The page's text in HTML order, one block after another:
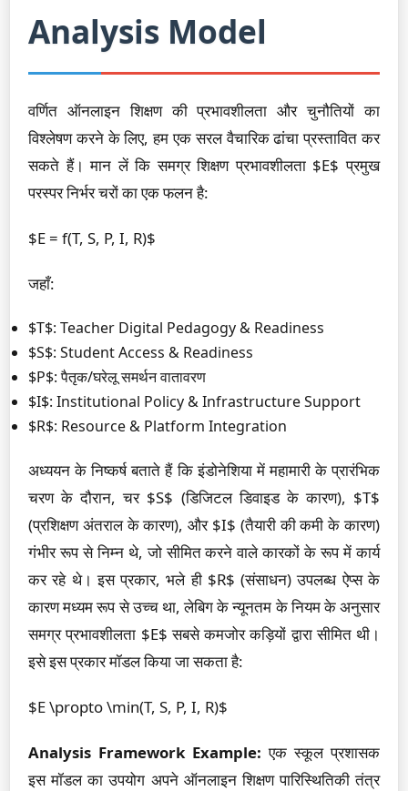
Analysis Model
वर्णित ऑनलाइन शिक्षण की प्रभावशीलता और चुनौतियों का
विश्लेषण करने के लिए, हम एक सरल वैचारिक ढांचा प्रस्तावित कर
सकते हैं। मान लें कि समग्र शिक्षण प्रभावशीलता $E$ प्रमुख
परस्पर निर्भर चरों का एक फलन है:
$E = f(T, S, P, I, R)$
जहाँ:
$T$: Teacher Digital Pedagogy & Readiness
$S$: Student Access & Readiness
$P$: पैतृक/घरेलू समर्थन वातावरण
$I$: Institutional Policy & Infrastructure Support
$R$: Resource & Platform Integration
अध्ययन के निष्कर्ष बताते हैं कि इंडोनेशिया में महामारी के प्रारंभिक
चरण के दौरान, चर $S$ (डिजिटल डिवाइड के कारण), $T$
(प्रशिक्षण अंतराल के कारण), और $I$ (तैयारी की कमी के कारण)
गंभीर रूप से निम्न थे, जो सीमित करने वाले कारकों के रूप में कार्य
कर रहे थे। इस प्रकार, भले ही $R$ (संसाधन) उपलब्ध ऐप्स के
कारण मध्यम रूप से उच्च था, लेबिग के न्यूनतम के नियम के अनुसार
समग्र प्रभावशीलता $E$ सबसे कमजोर कड़ियों द्वारा सीमित थी।
इसे इस प्रकार मॉडल किया जा सकता है:
$E \propto \min(T, S, P, I, R)$
Analysis Framework Example: एक स्कूल प्रशासक
इस मॉडल का उपयोग अपने ऑनलाइन शिक्षण पारिस्थितिकी तंत्र